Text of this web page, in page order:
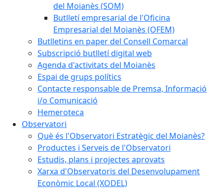
del Moianès (SOM)
Butlletí empresarial de l'Oficina
Empresarial del Moianès (OFEM)
Butlletins en paper del Consell Comarcal
Subscripció butlletí digital web
Agenda d'activitats del Moianès
Espai de grups polítics
Contacte responsable de Premsa, Informació
i/o Comunicació
Hemeroteca
Observatori
Què és l'Observatori Estratègic del Moianès?
Productes i Serveis de l'Observatori
Estudis, plans i projectes aprovats
Xarxa d'Observatoris del Desenvolupament
Econòmic Local (XODEL)